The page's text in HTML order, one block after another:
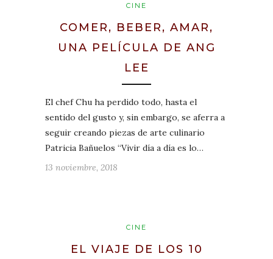
CINE
COMER, BEBER, AMAR,
UNA PELÍCULA DE ANG
LEE
El chef Chu ha perdido todo, hasta el
sentido del gusto y, sin embargo, se aferra a
seguir creando piezas de arte culinario
Patricia Bañuelos “Vivir día a día es lo…
13 noviembre, 2018
CINE
EL VIAJE DE LOS 10